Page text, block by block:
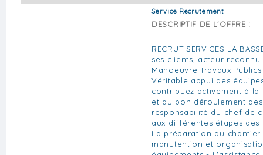
Service Recrutement
DESCRIPTIF DE L'OFFRE :
RECRUT SERVICES LA
ses clients, acteur reconnu
Manoeuvre Travaux
Véritable appui des
contribuez activement à la
et au bon déroulement
responsabilité du chef de
aux différentes étapes
La préparation du chantier
manutention et